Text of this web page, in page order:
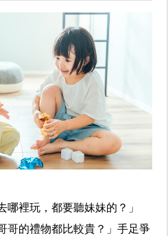
哪裡玩，都要聽妹妹的？」
哥的禮物都比較貴？」手足爭